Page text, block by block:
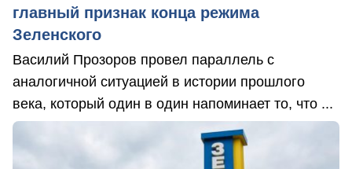
главный признак конца режима
Зеленского
Василий Прозоров провел параллель с
аналогичной ситуацией в истории прошлого
века, который один в один напоминает то, что ...